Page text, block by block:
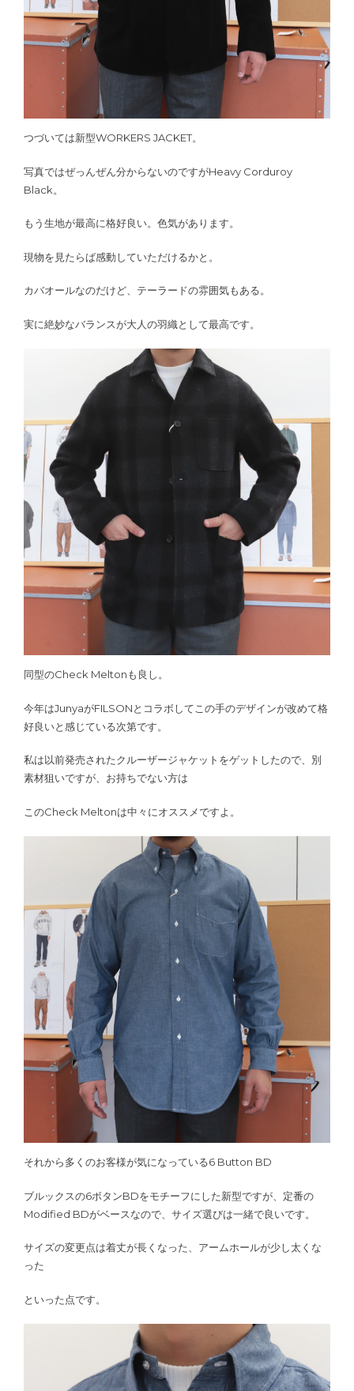
つづいては新型WORKERS JACKET。
写真ではぜっんぜん分からないのですがHeavy Corduroy
Black。
もう生地が最高に格好良い。色気があります。
現物を見たらば感動していただけるかと。
カバオールなのだけど、テーラードの雰囲気もある。
実に絶妙なバランスが大人の羽織として最高です。
同型のCheck Meltonも良し。
今年はJunyaがFILSONとコラボしてこの手のデザインが改めて格
好良いと感じている次第です。
私は以前発売されたクルーザージャケットをゲットしたので、別
素材狙いですが、お持ちでない方は
このCheck Meltonは中々にオススメですよ。
それから多くのお客様が気になっている6 Button BD
ブルックスの6ボタンBDをモチーフにした新型ですが、定番の
Modified BDがベースなので、サイズ選びは一緒で良いです。
サイズの変更点は着丈が長くなった、アームホールが少し太くな
った
といった点です。